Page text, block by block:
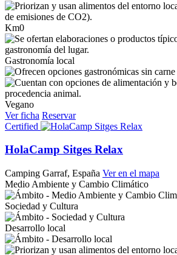
Km0
Gastronomía local
Vegano
Ver ficha Reservar
Certified
HolaCamp Sitges Relax
Camping Garraf, España Ver en el mapa
Medio Ambiente y Cambio Climático
Sociedad y Cultura
Desarrollo local